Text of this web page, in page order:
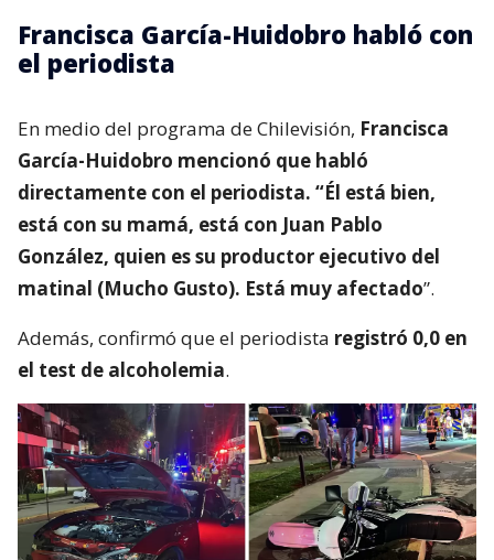
Francisca García-Huidobro habló con
el periodista
En medio del programa de Chilevisión, Francisca
García-Huidobro mencionó que habló
directamente con el periodista. “Él está bien,
está con su mamá, está con Juan Pablo
González, quien es su productor ejecutivo del
matinal (Mucho Gusto). Está muy afectado”.
Además, confirmó que el periodista registró 0,0 en
el test de alcoholemia.